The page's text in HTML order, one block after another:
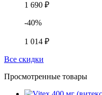
1 690 ₽
-40%
1 014 ₽
Все скидки
Просмотренные товары